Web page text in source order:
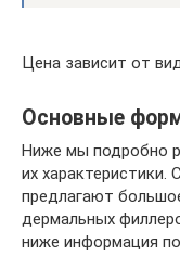
Цена зависит от
Основные
Ниже мы подробно
их характеристики.
предлагают
дермальных
ниже информация